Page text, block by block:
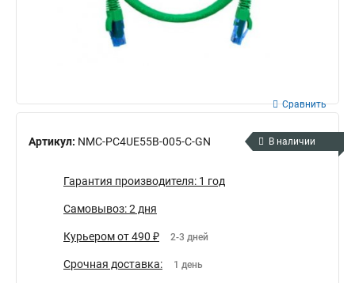
Артикул: NMC-PC4UE55B-005-C-GN
Сравнить
В наличии
Гарантия производителя: 1 год
Самовывоз: 2 дня
Курьером от 490 ₽ 2-3 дней
Срочная доставка: 1 день